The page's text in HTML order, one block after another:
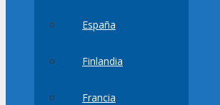
España
Finlandia
Francia